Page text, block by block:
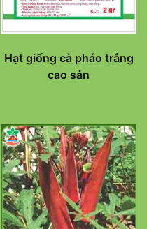
Hạt giống cà pháo trắng
cao sản